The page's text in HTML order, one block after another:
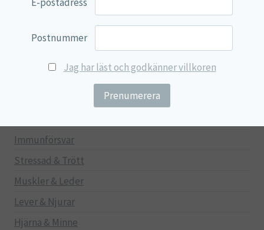
Green Trade
Immunförsvar
Stressad & Trött
Muskler & Leder
Lever & Njurar
Hjärna & Minne
E-postadress
Postnummer
Jag har läst och godkänner villkoren